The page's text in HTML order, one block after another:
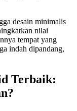
desain minimalis
nilai
tempat yang
indah dipandang,
Terbaik: